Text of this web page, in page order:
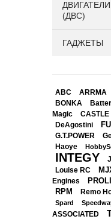
(ДВС)
ГАДЖЕТЫ
ABC ARRMA
BONKA
Magic
CASTLE
DeAgostini
G.T.POWER
Haoye
INTEGY
Louise RC
Engines
RPM Remo
Spard
ASSOCIATED